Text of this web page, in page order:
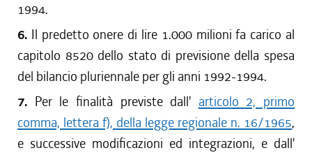
1994.
6. Il predetto onere di lire 1.000 milioni fa carico al
capitolo 8520 dello stato di previsione della spesa
del bilancio pluriennale per gli anni 1992-1994.
7. Per le finalità previste dall' articolo 2, primo
comma, lettera f), della legge regionale n. 16/1965,
e successive modificazioni ed integrazioni, e dall'